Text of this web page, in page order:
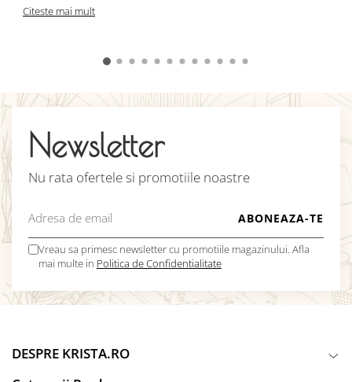
Citeste mai mult
Newsletter
Nu rata ofertele si promotiile noastre
Vreau sa primesc newsletter cu promotiile magazinului. Afla
mai multe in Politica de Confidentialitate
DESPRE KRISTA.RO